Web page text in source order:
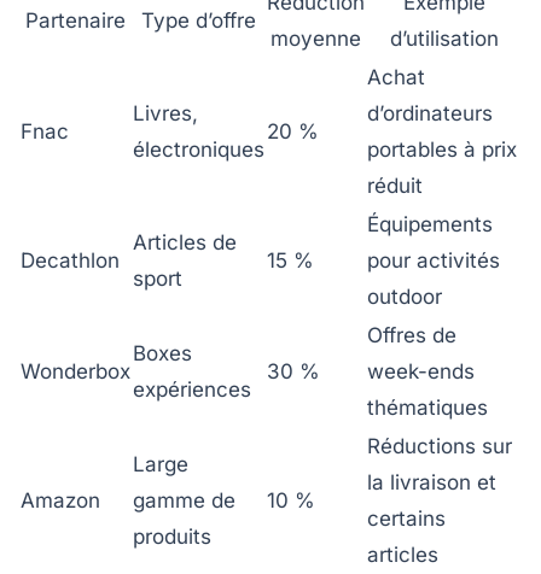
Partenaire Type d’offre
moyenne
d’utilisation
Fnac
Livres,
électroniques
20 %
Achat
d’ordinateurs
portables à prix
réduit
Decathlon
Articles de
sport
15 %
Équipements
pour activités
outdoor
Wonderbox
Boxes
expériences
30 %
Offres de
week-ends
thématiques
Amazon
Large
gamme de
produits
10 %
Réductions sur
la livraison et
certains
articles